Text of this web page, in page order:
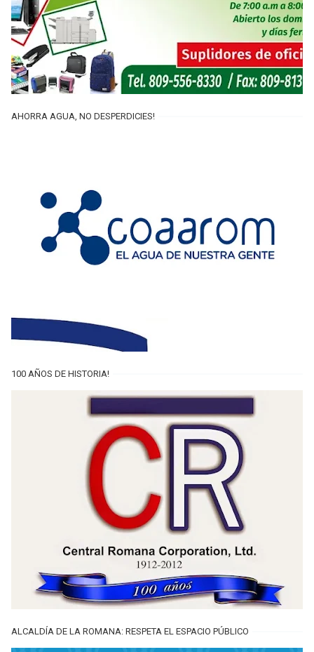
AHORRA AGUA, NO DESPERDICIES!
100 AÑOS DE HISTORIA!
ALCALDÍA DE LA ROMANA: RESPETA EL ESPACIO PÚBLICO